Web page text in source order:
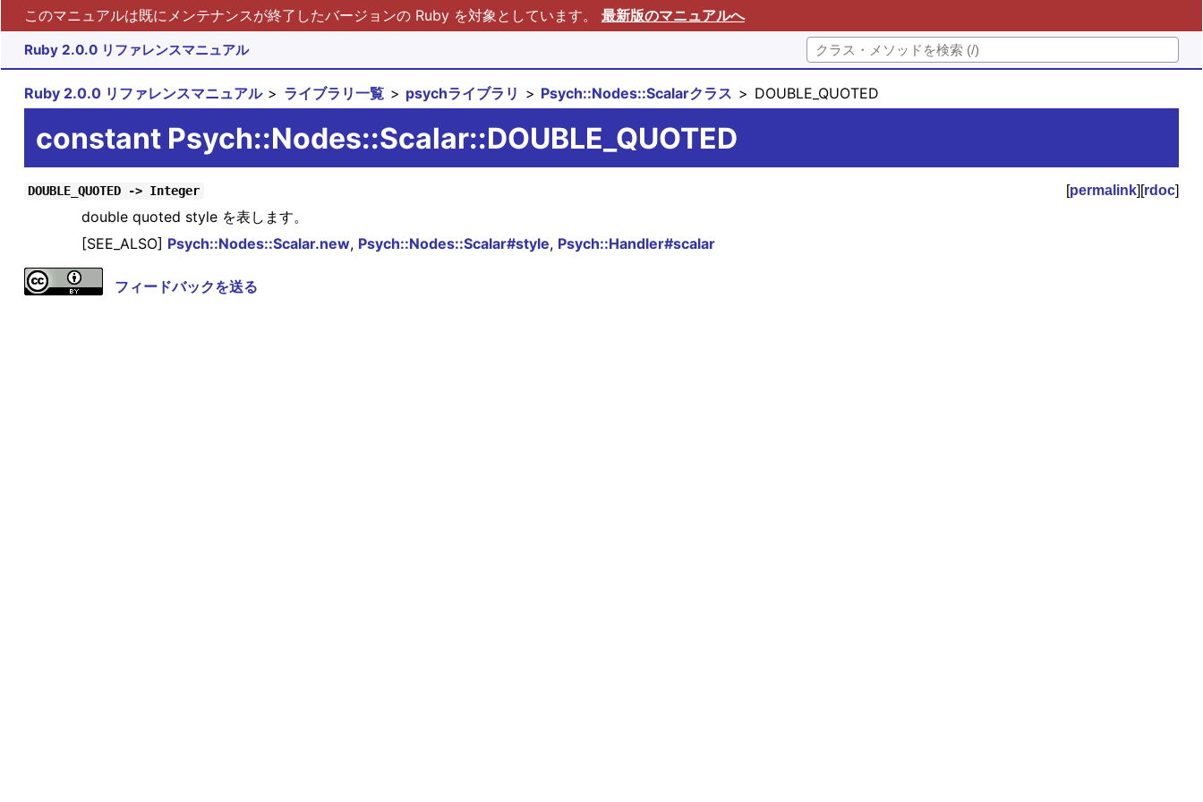
このマニュアルは既にメンテナンスが終了したバージョンの Ruby を対象としています。 最新版のマニュアルへ
Ruby 2.0.0 リファレンスマニュアル
Ruby 2.0.0 リファレンスマニュアル ライブラリ一覧 psychライブラリ Psych::Nodes::Scalarクラス DOUBLE_QUOTED
constant Psych::Nodes::Scalar::DOUBLE_QUOTED
DOUBLE_QUOTED -> Integer [permalink][rdoc]
double quoted style を表します。
[SEE_ALSO] Psych::Nodes::Scalar.new, Psych::Nodes::Scalar#style, Psych::Handler#scalar
フィードバックを送る